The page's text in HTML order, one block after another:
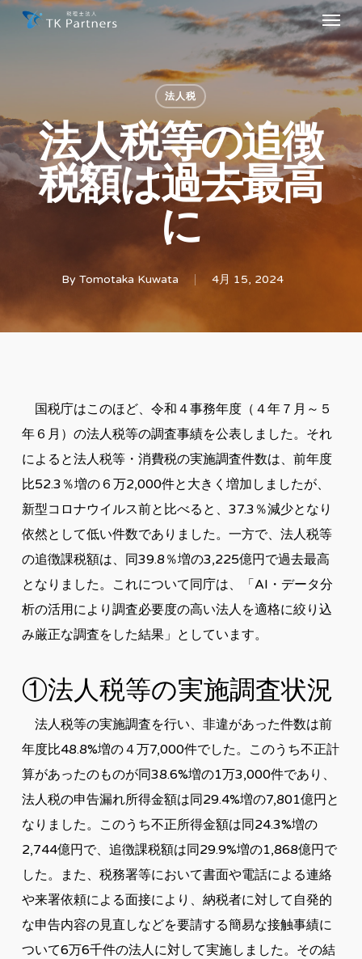
Skip
Menu
法人税
法人税等の追徴
税額は過去最高
に
By Tomotaka Kuwata 4月 15, 2024
国税庁はこのほど、令和４事務年度（４年７月～５
年６月）の法人税等の調査事績を公表しました。それ
によると法人税等・消費税の実施調査件数は、前年度
比52.3％増の６万2,000件と大きく増加しましたが、
新型コロナウイルス前と比べると、37.3％減少となり
依然として低い件数でありました。一方で、法人税等
の追徴課税額は、同39.8％増の3,225億円で過去最高
となりました。これについて同庁は、「AI・データ分
析の活用により調査必要度の高い法人を適格に絞り込
み厳正な調査をした結果」としています。
①法人税等の実施調査状況
法人税等の実施調査を行い、非違があった件数は前
年度比48.8%増の４万7,000件でした。このうち不正計
算があったのものが同38.6%増の1万3,000件であり、
法人税の申告漏れ所得金額は同29.4%増の7,801億円と
なりました。このうち不正所得金額は同24.3%増の
2,744億円で、追徴課税額は同29.9%増の1,868億円で
した。また、税務署等において書面や電話による連絡
や来署依頼による面接により、納税者に対して自発的
な申告内容の見直しなどを要請する簡易な接触事績に
ついて6万6千件の法人に対して実施しました。その結